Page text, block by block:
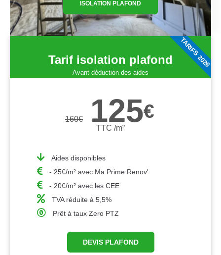
ISOLATION PLAFOND
Tarif isolation plafond
Avant déduction des aides
160€ 125€
TTC /m²
Aides disponibles
- 25€/m² avec Ma Prime Renov'
- 20€/m² avec les CEE
TVA réduite à 5,5%
Prêt à taux Zero PTZ
DEVIS PLAFOND
TARIFS 2026